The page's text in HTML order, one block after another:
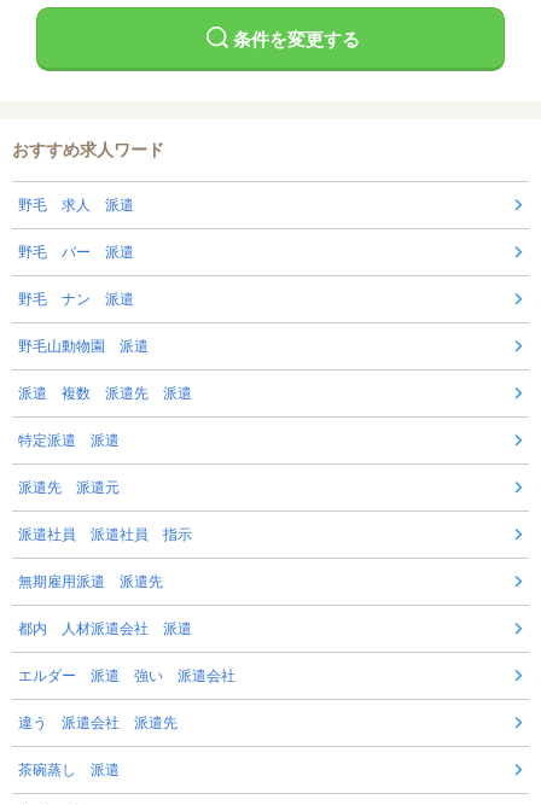
条件を変更する
おすすめ求人ワード
野毛 求人 派遣
野毛 バー 派遣
野毛 ナン 派遣
野毛山動物園 派遣
派遣 複数 派遣先 派遣
特定派遣 派遣
派遣先 派遣元
派遣社員 派遣社員 指示
無期雇用派遣 派遣先
都内 人材派遣会社 派遣
エルダー 派遣 強い 派遣会社
違う 派遣会社 派遣先
茶碗蒸し 派遣